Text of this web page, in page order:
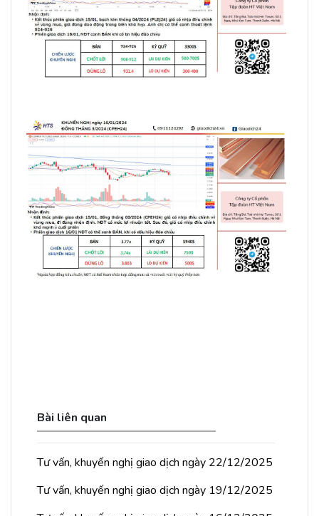
Bài liên quan
Tư vấn, khuyến nghị giao dịch ngày 22/12/2025
Tư vấn, khuyến nghị giao dịch ngày 19/12/2025